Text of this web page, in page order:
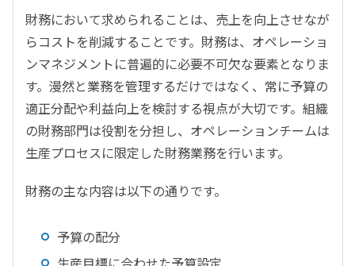
財務において求められることは、売上を向上させなが
らコストを削減することです。財務は、オペレーショ
ンマネジメントに普遍的に必要不可欠な要素となりま
す。漫然と業務を管理するだけではなく、常に予算の
適正分配や利益向上を検討する視点が大切です。組織
の財務部門は役割を分担し、オペレーションチームは
生産プロセスに限定した財務業務を行います。
財務の主な内容は以下の通りです。
予算の配分